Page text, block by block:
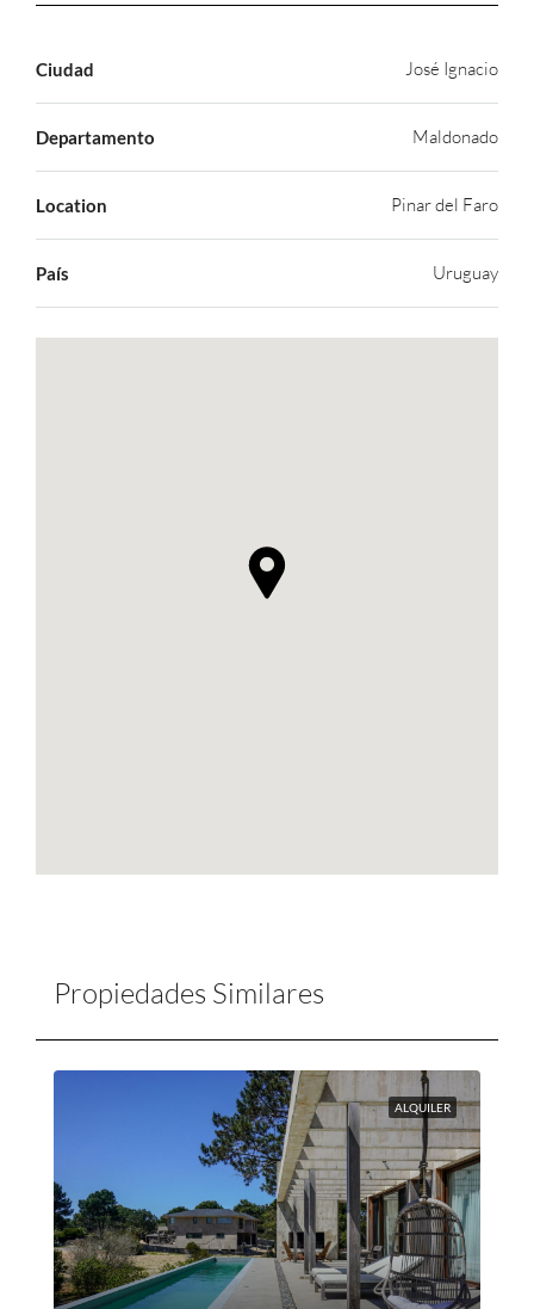
Ciudad José Ignacio
Departamento Maldonado
Location Pinar del Faro
País Uruguay
Propiedades Similares
ALQUILER